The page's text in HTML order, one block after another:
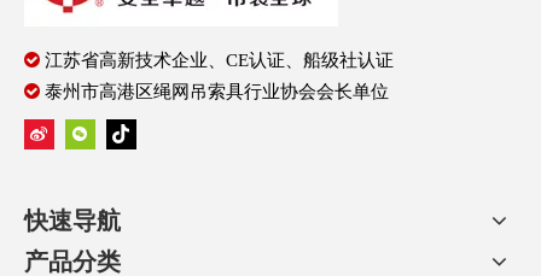
 江苏省高新技术企业、CE认证、船级社认证
 泰州市高港区绳网吊索具行业协会会长单位
快速导航
产品分类